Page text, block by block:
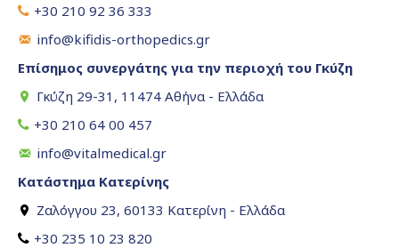
+30 210 92 36 333
info@kifidis-orthopedics.gr
Επίσημος συνεργάτης για την περιοχή του Γκύζη
Γκύζη 29-31, 11474 Αθήνα - Ελλάδα
+30 210 64 00 457
info@vitalmedical.gr
Κατάστημα Κατερίνης
Ζαλόγγου 23, 60133 Κατερίνη - Ελλάδα
+30 235 10 23 820